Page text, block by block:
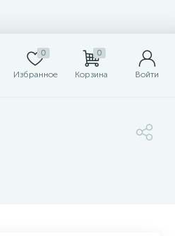
0
Избранное
0
Корзина Войти